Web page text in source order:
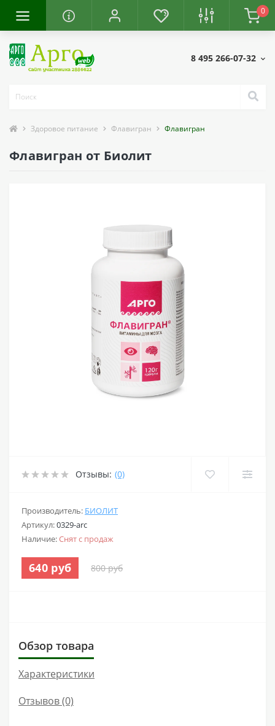
0
8 495 266-07-32
Здоровое питание Флавигран Флавигран
Флавигран от Биолит
Отзывы: (0)
Производитель: БИОЛИТ
Артикул:0329-arc
Наличие:Снят с продаж
640 руб 800 руб
Обзор товара
Характеристики
Отзывов (0)